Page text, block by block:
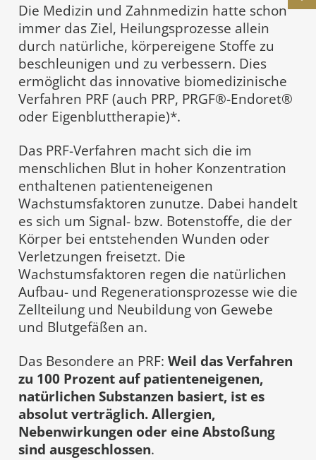
Die Medizin und Zahnmedizin hatte schon
immer das Ziel, Heilungsprozesse allein
durch natürliche, körpereigene Stoffe zu
beschleunigen und zu verbessern. Dies
ermöglicht das innovative biomedizinische
Verfahren PRF (auch PRP, PRGF®-Endoret®
oder Eigenbluttherapie)*.
Das PRF-Verfahren macht sich die im
menschlichen Blut in hoher Konzentration
enthaltenen patienteneigenen
Wachstumsfaktoren zunutze. Dabei handelt
es sich um Signal- bzw. Botenstoffe, die der
Körper bei entstehenden Wunden oder
Verletzungen freisetzt. Die
Wachstumsfaktoren regen die natürlichen
Aufbau- und Regenerationsprozesse wie die
Zellteilung und Neubildung von Gewebe
und Blutgefäßen an.
Das Besondere an PRF: Weil das Verfahren
zu 100 Prozent auf patienteneigenen,
natürlichen Substanzen basiert, ist es
absolut verträglich. Allergien,
Nebenwirkungen oder eine Abstoßung
sind ausgeschlossen.